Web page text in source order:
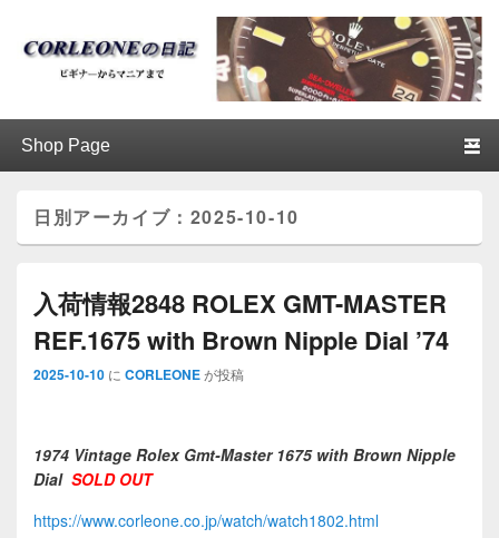
ブログ / アンティークロレックス
│CORLEONE
日別アーカイブ： 2025-10-10
入荷情報2848 ROLEX GMT-MASTER
REF.1675 with Brown Nipple Dial ’74
2025-10-10 に CORLEONEが投稿
1974 Vintage Rolex Gmt-Master 1675 with Brown Nipple
Dial SOLD OUT
https://www.corleone.co.jp/watch/watch1802.html